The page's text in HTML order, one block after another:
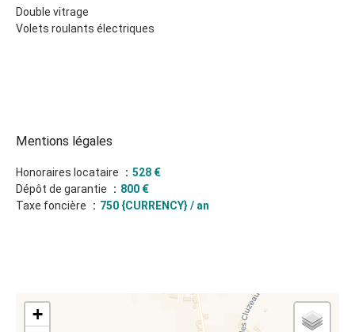
Double vitrage
Volets roulants électriques
Mentions légales
Honoraires locataire
528 €
Dépôt de garantie
800 €
Taxe foncière
750 {CURRENCY} / an
+